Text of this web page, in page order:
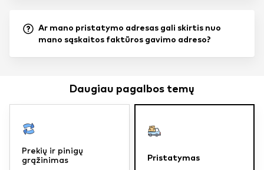
Daugiau pagalbos temų
Prekių ir pinigų
grąžinimas
Pristatymas
Ar mano pristatymo adresas gali skirtis nuo
mano sąskaitos faktūros gavimo adreso?